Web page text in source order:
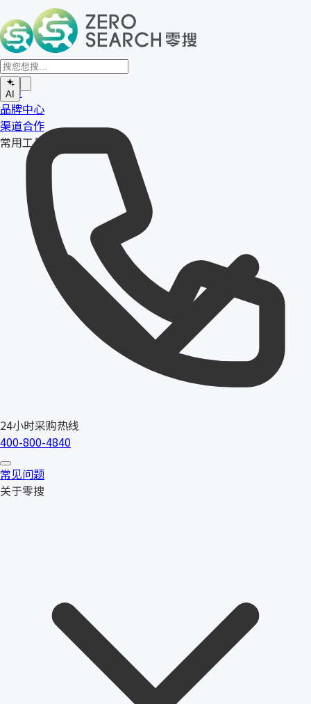
AI
24小时采购热线
400-800-4840
首页
品牌中心
渠道合作
常用工具
常见问题
关于零搜